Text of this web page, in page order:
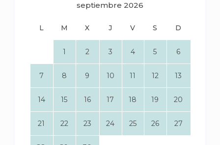
septiembre 2026
L M X J V S D
1 2 3 4 5 6
7 8 9 10 11 12 13
14 15 16 17 18 19 20
21 22 23 24 25 26 27